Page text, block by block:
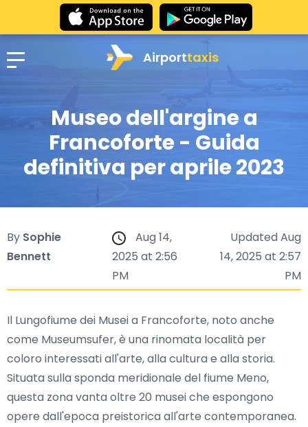
Airporttaxis
Museo dell'argine a
Francoforte - Guida
definitiva per aprile 2023
By Sophie
Bennett
Aug 14,
2025 at 2:56
PM
Updated Aug
14, 2025 at 2:57
PM
Il Lungofiume dei Musei a Francoforte, noto anche
come Museumsufer, è una rinomata località per
coloro interessati all'arte, alla cultura e alla storia.
Situata sulla sponda meridionale del fiume Meno,
questa zona vanta oltre 20 musei che espongono
opere dall'epoca preistorica all'arte contemporanea.